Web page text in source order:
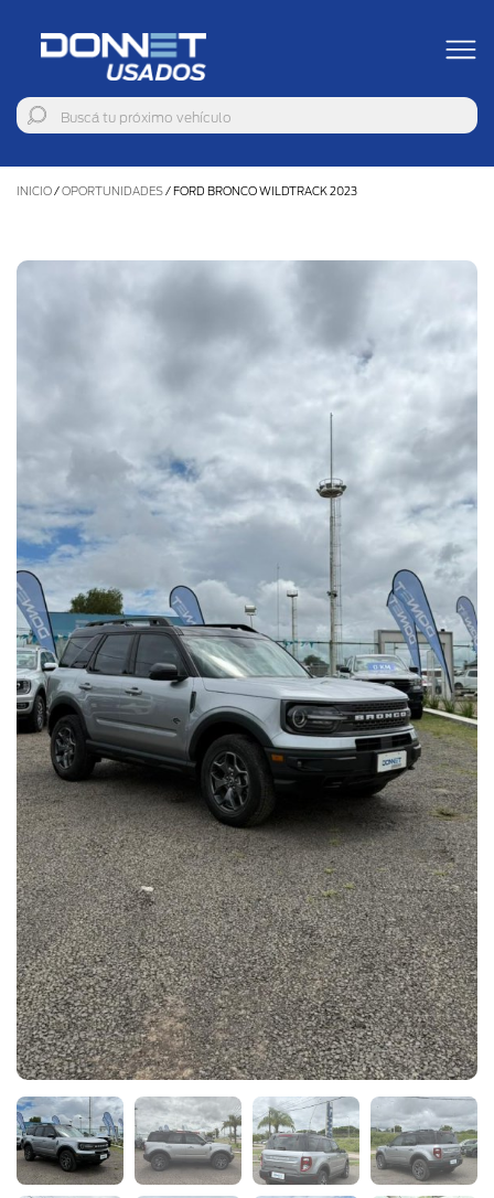
INICIO/OPORTUNIDADES/FORD BRONCO WILDTRACK 2023